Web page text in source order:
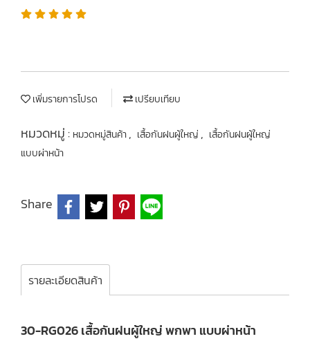
เพิ่มรายการโปรด เปรียบเทียบ
หมวดหมู่ : หมวดหมู่สินค้า, เสื้อกันฝนผู้ใหญ่ , เสื้อกันฝนผู้ใหญ่
แบบผ่าหน้า
Share
รายละเอียดสินค้า
30-RG026 เสื้อกันฝนผู้ใหญ่ พกพา แบบผ่าหน้า